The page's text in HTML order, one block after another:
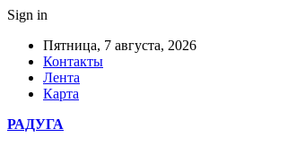
Sign in
Пятница, 7 августа, 2026
Контакты
Лента
Карта
РАДУГА